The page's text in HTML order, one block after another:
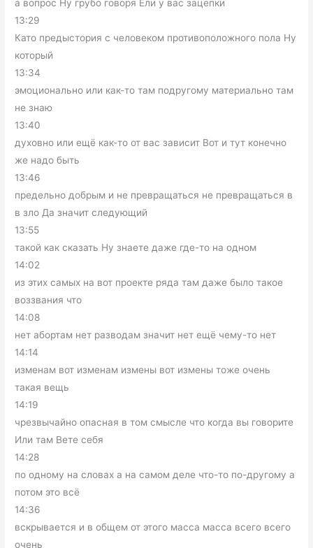
а вопрос Ну грубо говоря Ели у вас зацепки
13:29
Като предыстория с человеком противоположного пола Ну
который
13:34
эмоционально или как-то там подругому материально там
не знаю
13:40
духовно или ещё как-то от вас зависит Вот и тут конечно
же надо быть
13:46
предельно добрым и не превращаться не превращаться в
в зло Да значит следующий
13:55
такой как сказать Ну знаете даже где-то на одном
14:02
из этих самых на вот проекте ряда там даже было такое
воззвания что
14:08
нет абортам нет разводам значит нет ещё чему-то нет
14:14
изменам вот изменам измены вот измены тоже очень
такая вещь
14:19
чрезвычайно опасная в том смысле что когда вы говорите
Или там Вете себя
14:28
по одному на словах а на самом деле что-то по-другому а
потом это всё
14:36
вскрывается и в общем от этого масса масса всего всего
очень